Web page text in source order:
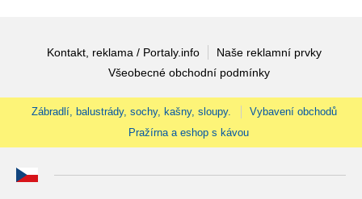
Kontakt, reklama / Portaly.info
Naše reklamní prvky
Všeobecné obchodní podmínky
Zábradlí, balustrády, sochy, kašny, sloupy.
Vybavení obchodů
Pražírna a eshop s kávou